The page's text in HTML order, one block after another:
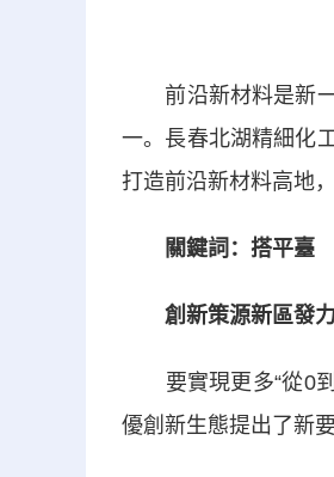
前沿新材料是新一
一。長春北湖精細化
打造前沿新材料高地
關鍵詞：搭平臺
創新策源新區發力
要實現更多“從0到
優創新生態提出了新要